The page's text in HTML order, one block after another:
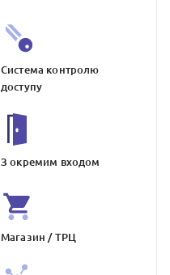
Система контролю
доступу
З окремим входом
Магазин / ТРЦ